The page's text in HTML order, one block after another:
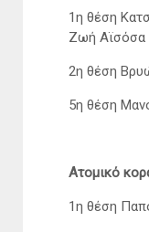
1η θέση
Ζωή Αϊσόσα
2η θέση
5η θέση
Ατομικό
1η θέση